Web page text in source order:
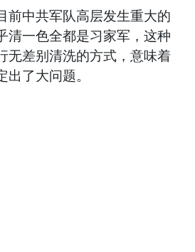
中共军队高层发生重大的
清一色全都是习家军，这种
无差别清洗的方式，意味着
了大问题。